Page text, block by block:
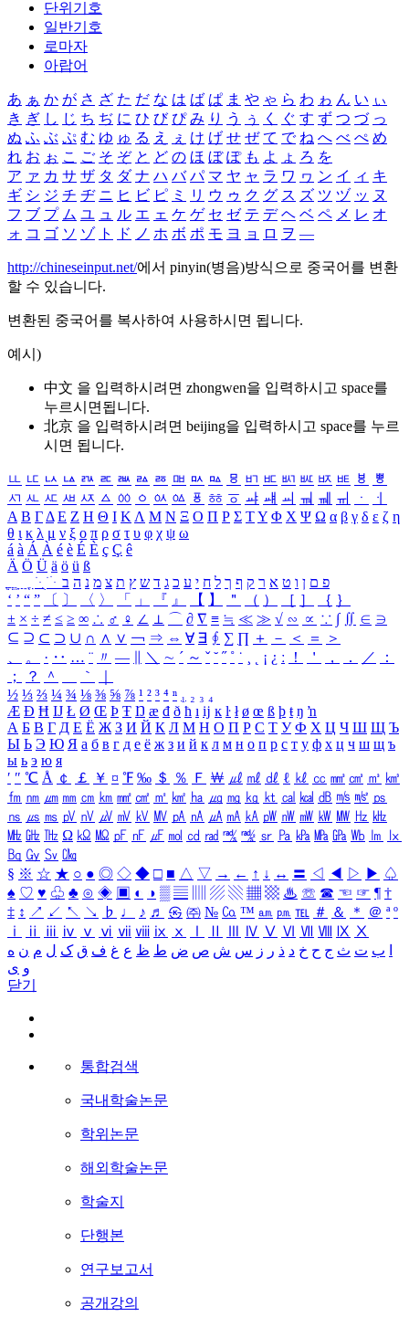
단위기호
일반기호
로마자
아랍어
あ ぁ か が さ ざ た だ な は ば ぱ ま や ゃ ら わ ゎ ん い ぃ
き ぎ し じ ち ぢ に ひ び ぴ み り う ぅ く ぐ す ず つ づ っ
ぬ ふ ぶ ぷ む ゆ ゅ る え ぇ け げ せ ぜ て で ね へ べ ぺ め
れ お ぉ こ ご そ ぞ と ど の ほ ぼ ぽ も よ ょ ろ を
ア ァ カ サ ザ タ ダ ナ ハ バ パ マ ヤ ャ ラ ワ ヮ ン イ ィ キ
ギ シ ジ チ ヂ ニ ヒ ビ ピ ミ リ ウ ゥ ク グ ス ズ ツ ヅ ッ ヌ
フ ブ プ ム ユ ュ ル エ ェ ケ ゲ セ ゼ テ デ ヘ ベ ペ メ レ オ
ォ コ ゴ ソ ゾ ト ド ノ ホ ボ ポ モ ヨ ョ ロ ヲ ―
http://chineseinput.net/에서 pinyin(병음)방식으로 중국어를 변환
할 수 있습니다.
변환된 중국어를 복사하여 사용하시면 됩니다.
예시)
中文 을 입력하시려면 zhongwen을 입력하시고 space를
누르시면됩니다.
北京 을 입력하시려면 beijing을 입력하시고 space를 누르
시면 됩니다.
ㅥ ㅦ ㅧ ㅨ ㅩ ㅪ ㅫ ㅬ ㅭ ㅮ ㅯ ㅰ ㅱ ㅲ ㅳ ㅴ ㅵ ㅶ ㅷ ㅸ
ㅹ
ㅺ ㅻ ㅼ ㅽ ㅾ ㅿ ㆀ ㆁ ㆂ ㆃ ㆄ ㆅ ㆆ ㆇ ㆈ ㆉ ㆊ ㆋ ㆌ ㆍ
ㆎ
Α Β ΓΔ Ε Ζ Η Θ Ι ΚΛ Μ Ν Ξ Ο Π Ρ Σ ΤΥ Φ Χ Ψ Ω α β γ δ ε ζ η
θ ι κ λ μ ν ξ ο π ρ σ τ υ φ χ ψ ω
á à Á À é è É È ç Ç ê
Ä Ö Ü ä ö ü ß
ִֶֹ ֻּ ׁׂ פ ם ן ו ט א ר ק ף ך ל ח י ע כ ג ד ש ץ ת צ מ נ ה ב
‘ ’ “ ” 〔 〕 〈 〉 「 」 『 』 【 】 ＂ （ ） ［ ］ ｛ ｝
± × ÷ ≠ ≤ ≥ ∞ ∴ ♂ ♀ ∠ ⊥ ⌒ ∂ ∇ ≡ ≒ ≪ ≫ √ ∽ ∝ ∵ ∫ ∬ ∈ ∋
⊆ ⊇ ⊂ ⊃ ∪ ∩ ∧ ∨ ￢ ⇒ ⇔ ∀ ∃ ∮ ∑ ∏ ＋ － ＜ ＝
＞
、
。 · ‥ … ¨ 〃 ― ＼ ∼ ´ ～ ˇ ˘ ˝ ˚ ˙ ¸ ¡ ¿ ː ！ ＇ ， ． ／
：
；
？ ＾ ｀
½ ⅓ ⅔ ¼ ¾ ⅛ ⅜ ⅝ ⅞ ¹ ² ³ ⁴ ⁿ ₁ ₂ ₃ ₄
Æ Ð Ħ Ĳ Ł Ø Œ Þ Ŧ Ŋ æ đ ð ħ ı ĳ ĸ ŀ ł ø œ ß þ ŧ ŋ ŉ
А Б В Г Д Е Ё Ж З И Й К Л М Н О П Р С Т У Ф Х Ц Ч Ш Щ Ъ
Ы Ь Э Ю Я а б в г д е ё ж з и й к л м н о п р с т у ф х ц ч ш щ ъ
ы ь э ю я
′ ″ ℃ Å ￠ ￡ ￥ ¤ ℉ ‰ ＄ ％ Ｆ ￦ ㎕ ㎖ ㎗ ℓ ㎘ ㏄ ㎣ ㎤ ㎥ ㎦
㎙ ㎚ ㎛ ㎜ ㎝ ㎞ ㎟ ㎠ ㎡ ㎢ ㏊ ㎍ ㎎ ㎏ ㏏ ㎈ ㎉ ㏈ ㎧ ㎨ ㎰
㎱ ㎲ ㎳ ㎴ ㎵ ㎶ ㎷ ㎸ ㎹ ㎀ ㎁ ㎂ ㎃ ㎄ ㎺ ㎻ ㎽ ㎾ ㎿ ㎐ ㎑
㎒ ㎓ ㎔ Ω ㏀ ㏁ ㎊ ㎋ ㎌ ㏖ ㏅ ㎭ ㎮ ㎯ ㏛ ㎩ ㎪ ㎫ ㎬ ㏝ ㏐
㏓
㏃ ㏉ ㏜ ㏆
§ ※ ☆ ★ ○ ● ◎ ◇ ◆ □ ■ △ ▽ → ← ↑ ↓ ↔ 〓 ◁ ◀ ▷ ▶ ♤
♠ ♡ ♥ ♧ ♣ ⊙ ◈ ▣ ◐ ◑ ▒ ▤ ▨ ▧ ▦ ▩ ♨ ☏ ☎ ☜ ☞ ¶ †
‡ ↕ ↗ ↙ ↖ ↘ ♭ ♩ ♪ ♬ ㉿ ㈜ № ㏇ ™ ㏂ ㏘ ℡ ＃ ＆ ＊ ＠ ª º
ⅰ
ⅱ ⅲ ⅳ ⅴ ⅵ ⅶ ⅷ ⅸ ⅹ Ⅳ Ⅴ Ⅵ Ⅶ Ⅷ Ⅸ Ⅹ
ب ت ث ج ح خ د ذ ر ز س ش ص ض ط ظ ع غ ف ق ک ل م ن ه
و ی
닫기
통합검색
국내학술논문
학위논문
해외학술논문
학술지
단행본
연구보고서
공개강의